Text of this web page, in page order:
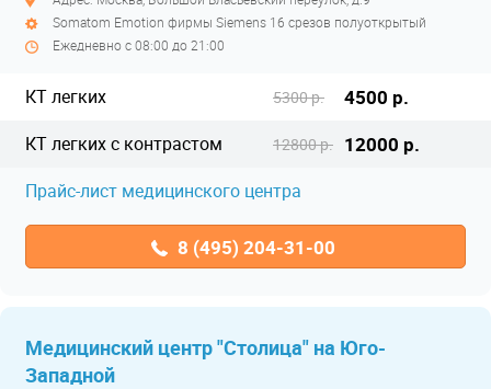
Somatom Emotion фирмы Siemens 16 срезов полуоткрытый
Ежедневно с 08:00 до 21:00
КТ легких 5300 р. 4500 р.
КТ легких с контрастом 12800 р. 12000 р.
Прайс-лист медицинского центра
8 (495) 204-31-00
Медицинский центр "Столица" на Юго-
Западной